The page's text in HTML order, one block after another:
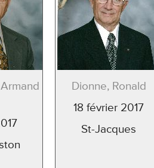
Dionne, Ronald
18 février 2017
St-Jacques